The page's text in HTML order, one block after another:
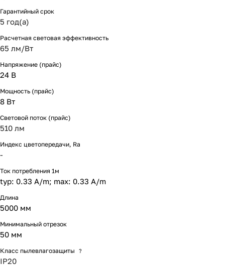
Гарантийный срок
5 год(а)
Расчетная световая эффективность
65 лм/Вт
Напряжение (прайс)
24 В
Мощность (прайс)
8 Вт
Световой поток (прайс)
510 лм
Индекс цветопередачи, Ra
-
Ток потребления 1м
typ: 0.33 A/m; max: 0.33 A/m
Длина
5000 мм
Минимальный отрезок
50 мм
Класс пылевлагозащиты ?
IP20